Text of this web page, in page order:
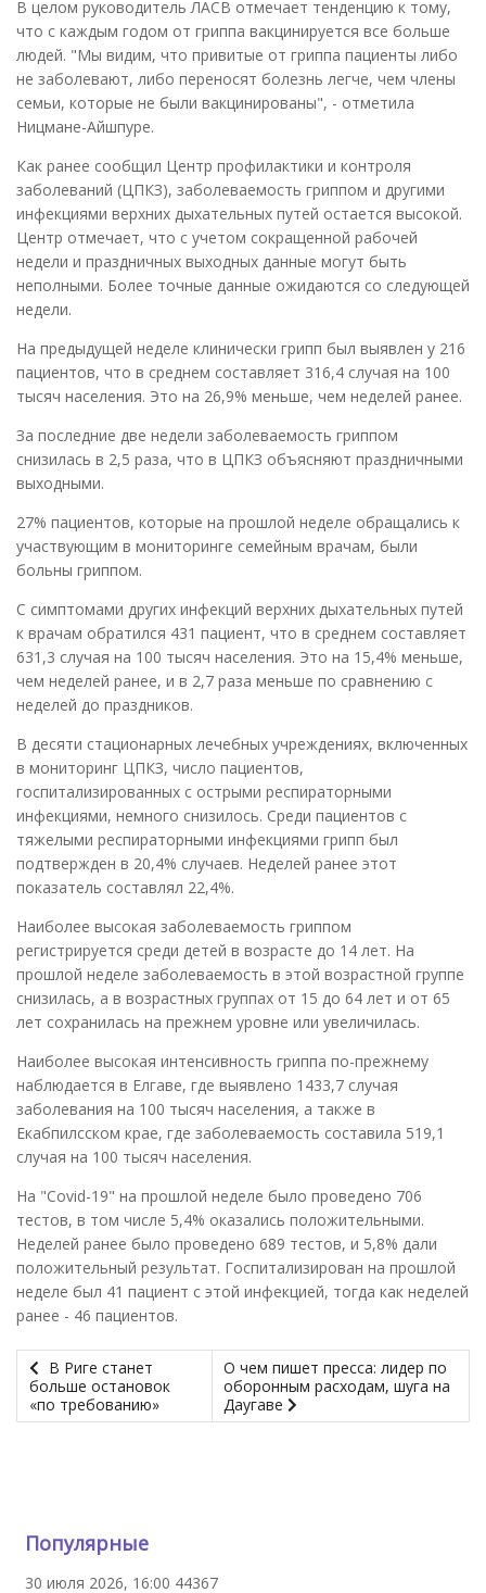
В целом руководитель ЛАСВ отмечает тенденцию к тому,
что с каждым годом от гриппа вакцинируется все больше
людей. "Мы видим, что привитые от гриппа пациенты либо
не заболевают, либо переносят болезнь легче, чем члены
семьи, которые не были вакцинированы", - отметила
Ницмане-Айшпуре.
Как ранее сообщил Центр профилактики и контроля
заболеваний (ЦПКЗ), заболеваемость гриппом и другими
инфекциями верхних дыхательных путей остается высокой.
Центр отмечает, что с учетом сокращенной рабочей
недели и праздничных выходных данные могут быть
неполными. Более точные данные ожидаются со следующей
недели.
На предыдущей неделе клинически грипп был выявлен у 216
пациентов, что в среднем составляет 316,4 случая на 100
тысяч населения. Это на 26,9% меньше, чем неделей ранее.
За последние две недели заболеваемость гриппом
снизилась в 2,5 раза, что в ЦПКЗ объясняют праздничными
выходными.
27% пациентов, которые на прошлой неделе обращались к
участвующим в мониторинге семейным врачам, были
больны гриппом.
С симптомами других инфекций верхних дыхательных путей
к врачам обратился 431 пациент, что в среднем составляет
631,3 случая на 100 тысяч населения. Это на 15,4% меньше,
чем неделей ранее, и в 2,7 раза меньше по сравнению с
неделей до праздников.
В десяти стационарных лечебных учреждениях, включенных
в мониторинг ЦПКЗ, число пациентов,
госпитализированных с острыми респираторными
инфекциями, немного снизилось. Среди пациентов с
тяжелыми респираторными инфекциями грипп был
подтвержден в 20,4% случаев. Неделей ранее этот
показатель составлял 22,4%.
Наиболее высокая заболеваемость гриппом
регистрируется среди детей в возрасте до 14 лет. На
прошлой неделе заболеваемость в этой возрастной группе
снизилась, а в возрастных группах от 15 до 64 лет и от 65
лет сохранилась на прежнем уровне или увеличилась.
Наиболее высокая интенсивность гриппа по-прежнему
наблюдается в Елгаве, где выявлено 1433,7 случая
заболевания на 100 тысяч населения, а также в
Екабпилсском крае, где заболеваемость составила 519,1
случая на 100 тысяч населения.
На "Covid-19" на прошлой неделе было проведено 706
тестов, в том числе 5,4% оказались положительными.
Неделей ранее было проведено 689 тестов, и 5,8% дали
положительный результат. Госпитализирован на прошлой
неделе был 41 пациент с этой инфекцией, тогда как неделей
ранее - 46 пациентов.
В Риге станет
больше остановок
«по требованию»
О чем пишет пресса: лидер по
оборонным расходам, шуга на
Даугаве
Популярные
30 июля 2026, 16:00 44367